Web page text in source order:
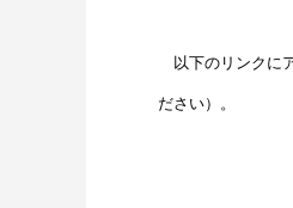
以下のリンクに
ださい）。